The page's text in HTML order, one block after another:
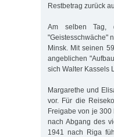
Restbetrag zurück
Am selben Tag,
"Geistesschwäche"
Minsk. Mit seinen
angeblichen
sich Walter Kassels
Margarethe und
vor. Für die
Freigabe von je 300
nach Abgang des
1941 nach Riga